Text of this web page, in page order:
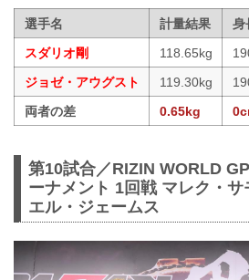
選手名 計量結果 身
スダリオ剛
118.65kg
ジョゼ・アウグスト
119.30kg
両者の差
0.65kg
第10試合／RIZIN WORLD
ーナメント 1回戦 マレク・
エル・ジェームス